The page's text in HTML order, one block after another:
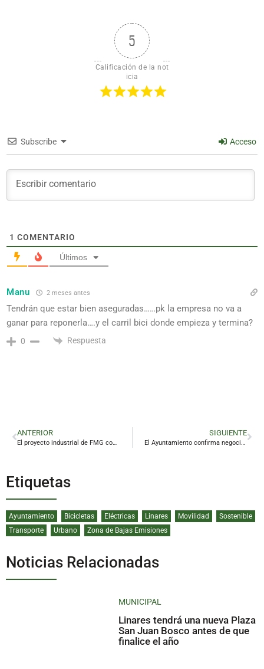
5
Calificación de la not
icia
Subscribe Acceso
1 COMENTARIO
Últimos
Manu 2 meses antes
Tendrán que estar bien aseguradas……pk la empresa no va a
ganar para reponerla….y el carril bici donde empieza y termina?
0 Respuesta
ANTERIOR
El proyecto industrial de FMG comienza a operar en Linares antes de lo previsto
SIGUIENTE
El Ayuntamiento confirma negociaciones para la llegada de nuevas empresas a Santana
Etiquetas
Ayuntamiento Bicicletas Eléctricas Linares Movilidad
Sostenible
Transporte
Urbano Zona de Bajas Emisiones
Noticias Relacionadas
MUNICIPAL
Linares tendrá una nueva Plaza
San Juan Bosco antes de que
finalice el año